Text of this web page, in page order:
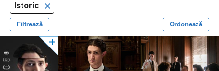
Istoric
Filtrează Ordonează